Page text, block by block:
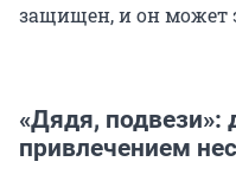
защищен, и он может
«Дядя, подвези»:
привлечением